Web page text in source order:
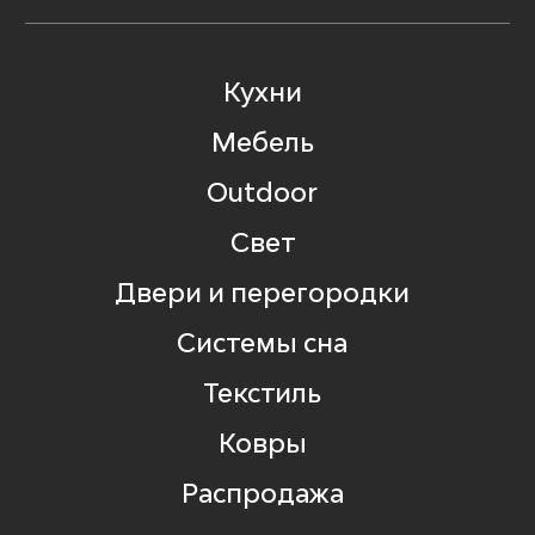
Кухни
Мебель
Outdoor
Свет
Двери и перегородки
Системы сна
Текстиль
Ковры
Распродажа